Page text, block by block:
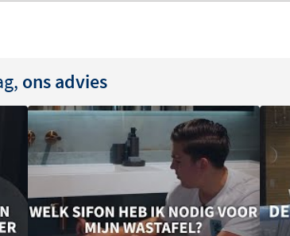
ons advies